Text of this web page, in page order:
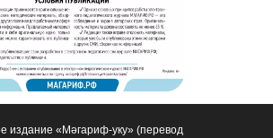
издание «Мәгариф-уку» (перевод